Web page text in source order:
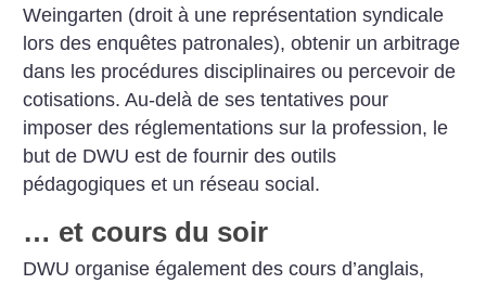
Weingarten (droit à une représentation syndicale
lors des enquêtes patronales), obtenir un arbitrage
dans les procédures disciplinaires ou percevoir de
cotisations. Au-delà de ses tentatives pour
imposer des réglementations sur la profession, le
but de DWU est de fournir des outils
pédagogiques et un réseau social.
… et cours du soir
DWU organise également des cours d’anglais,